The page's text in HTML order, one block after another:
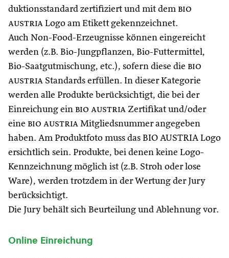
duktionsstandard zertifiziert und mit dem bio
austria Logo am Etikett gekennzeichnet.
Auch Non-Food-Erzeugnisse können eingereicht
werden (z.B. Bio-Jungpflanzen, Bio-Futtermittel,
Bio-Saatgutmischung, etc.), sofern diese die bio
austria Standards erfüllen. In dieser Kategorie
werden alle Produkte berücksichtigt, die bei der
Einreichung ein bio austria Zertifikat und/oder
eine bio austria Mitgliedsnummer angegeben
haben. Am Produktfoto muss das BIO AU­STRIA Logo
ersichtlich sein. Produkte, bei denen keine Logo-
Kennzeichnung möglich ist (z.B. Stroh oder lose
Ware), werden trotzdem in der Wertung der Jury
berücksichtigt.
Die Jury behält sich Beurteilung und Ablehnung vor.
Online Einreichung